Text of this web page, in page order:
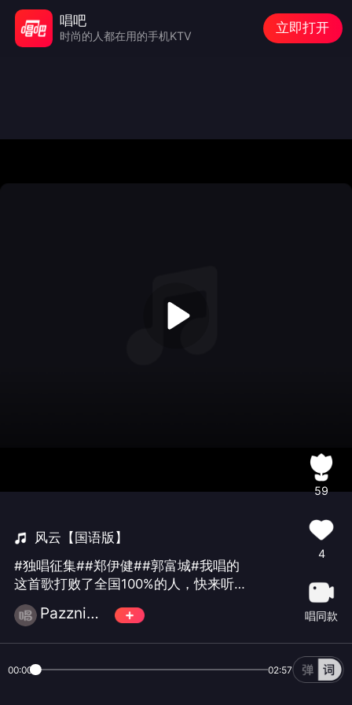
风云【国语版】
#独唱征集##郑伊健##郭富城#我唱的
这首歌打败了全国100%的人，快来听听
吧。
Pazzni☄️萬♾️歌
59
4
唱同款
00:00 02:57
唱吧
时尚的人都在用的手机KTV
立即打开